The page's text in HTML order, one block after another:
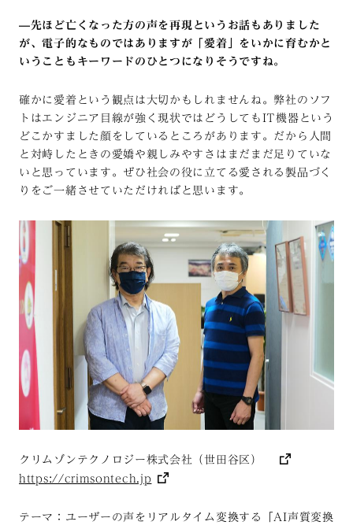
—先ほど亡くなった方の声を再現というお話もありました
が、電子的なものではありますが「愛着」をいかに育むかと
いうこともキーワードのひとつになりそうですね。
確かに愛着という観点は大切かもしれませんね。弊社のソフ
トはエンジニア目線が強く現状ではどうしてもIT機器という
どこかすました顔をしているところがあります。だから人間
と対峙したときの愛嬌や親しみやすさはまだまだ足りていな
いと思っています。ぜひ社会の役に立てる愛される製品づく
りをご一緒させていただければと思います。
クリムゾンテクノロジー株式会社（世田谷区）
https://crimsontech.jp
テーマ：ユーザーの声をリアルタイム変換する「AI声質変換